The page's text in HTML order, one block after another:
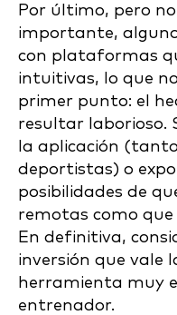
Por último, pero
importante,
con plataformas
intuitivas, lo que
primer punto: el
resultar laborioso.
la aplicación
deportistas) o
posibilidades de
remotas como que
En definitiva,
inversión que vale
herramienta muy
entrenador.